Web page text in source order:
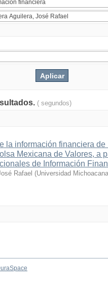
( segundos)
la información financiera
Mexicana de Valores, a
de Información
Rafael (Universidad